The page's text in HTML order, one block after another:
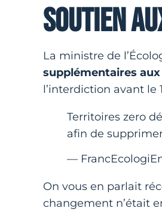
SOUTIEN
La ministre de
supplémentaires
l’interdiction avant le 1
Territoires zero
afin de
—
On vous en parlait
changement n’était